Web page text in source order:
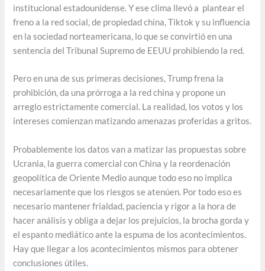
institucional estadounidense. Y ese clima llevó a plantear el
freno a la red social, de propiedad china, Tiktok y su influencia
en la sociedad norteamericana, lo que se convirtió en una
sentencia del Tribunal Supremo de EEUU prohibiendo la red.
Pero en una de sus primeras decisiones, Trump frena la
prohibición, da una prórroga a la red china y propone un
arreglo estrictamente comercial. La realidad, los votos y los
intereses comienzan matizando amenazas proferidas a gritos.
Probablemente los datos van a matizar las propuestas sobre
Ucrania, la guerra comercial con China y la reordenación
geopolítica de Oriente Medio aunque todo eso no implica
necesariamente que los riesgos se atenúen. Por todo eso es
necesario mantener frialdad, paciencia y rigor a la hora de
hacer análisis y obliga a dejar los prejuicios, la brocha gorda y
el espanto mediático ante la espuma de los acontecimientos.
Hay que llegar a los acontecimientos mismos para obtener
conclusiones útiles.